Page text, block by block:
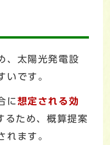
、太陽光発電設
いです。
に 想定される効
るため、概算提案
れます。